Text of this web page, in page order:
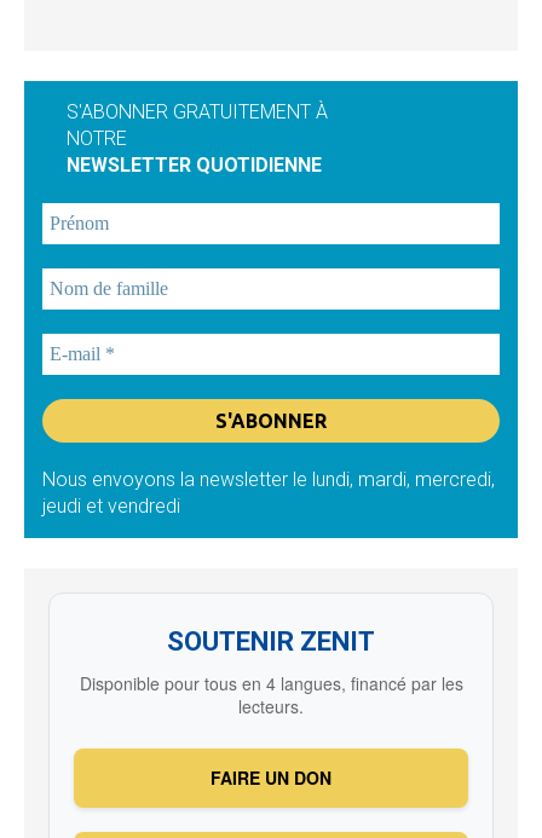
S'ABONNER GRATUITEMENT À
NOTRE
NEWSLETTER QUOTIDIENNE
Nous envoyons la newsletter le lundi, mardi, mercredi,
jeudi et vendredi
SOUTENIR ZENIT
Disponible pour tous en 4 langues, financé par les
lecteurs.
FAIRE UN DON